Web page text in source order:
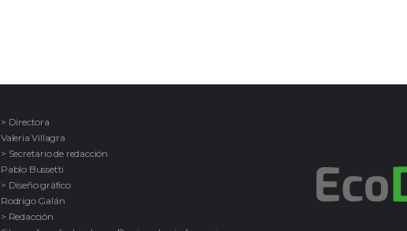
> Directora
Valeria Villagra
> Secretario de redacción
Pablo Bussetti
> Diseño gráfico
Rodrigo Galán
> Redacción